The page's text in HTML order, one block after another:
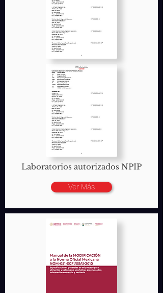
Ver Más
Laboratorios autorizados NPIP